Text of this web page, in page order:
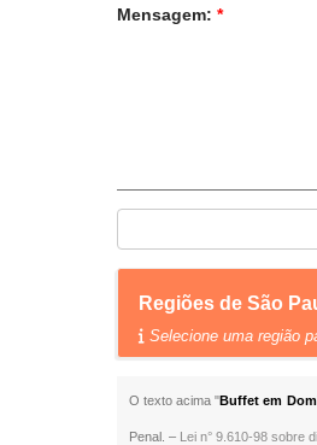
Mensagem:*
Regiões de São
Selecione uma região
O texto acima "Buffet em
Penal. – Lei n° 9.610-98 sobre